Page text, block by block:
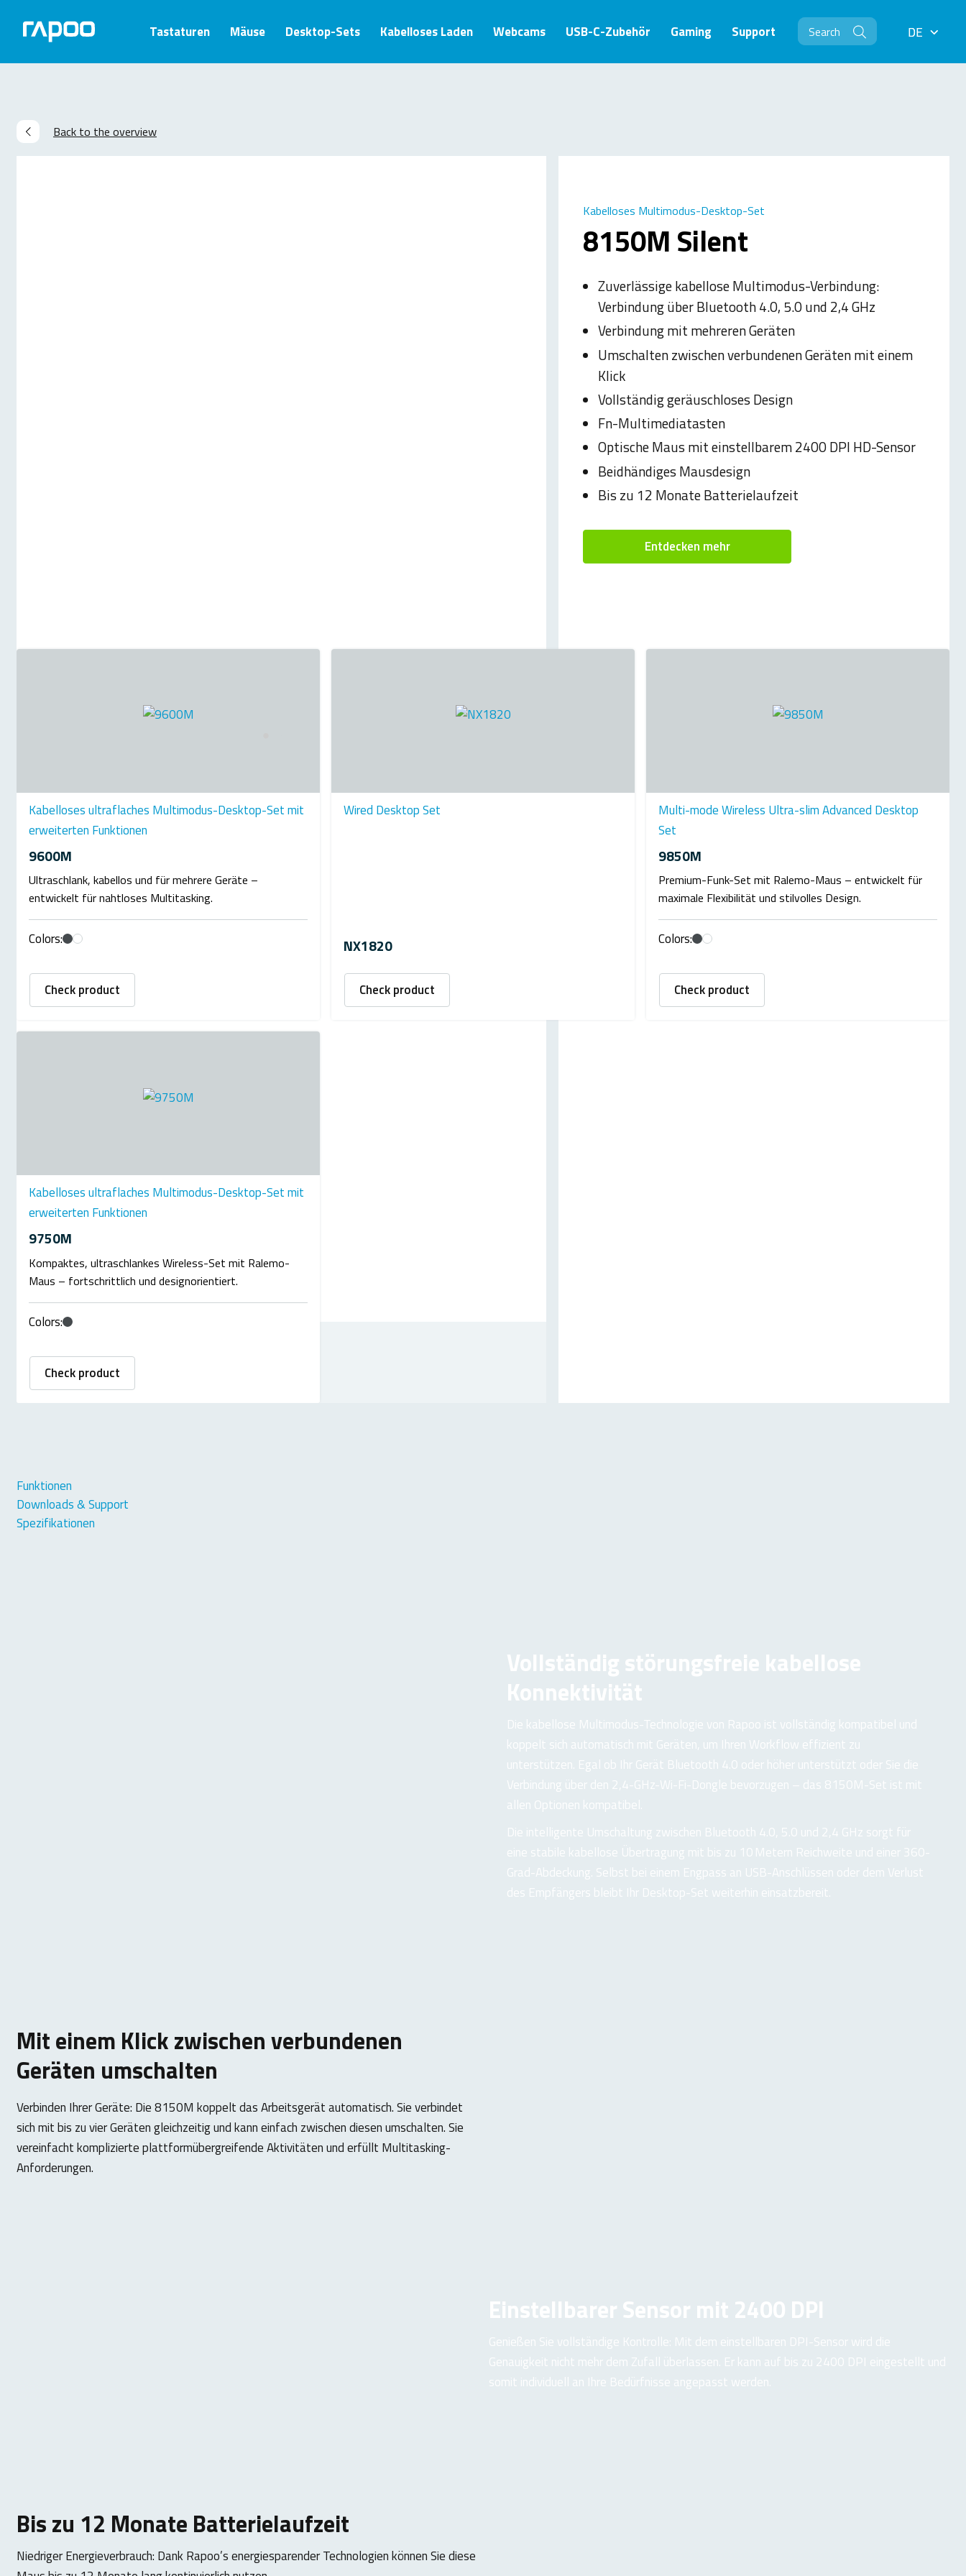
Tastaturen Mäuse Desktop-Sets Kabelloses Laden Webcams USB-C-Zubehör Gaming Support DE
DE
Back to the overview
8150M Silent
Kabelloses Multimodus-Desktop-Set
Zuverlässige kabellose Multimodus-Verbindung:
Verbindung über Bluetooth 4.0, 5.0 und 2,4 GHz
Verbindung mit mehreren Geräten
Umschalten zwischen verbundenen Geräten mit einem
Klick
Vollständig geräuschloses Design
Fn-Multimediatasten
Optische Maus mit einstellbarem 2400 DPI HD-Sensor
Beidhändiges Mausdesign
Bis zu 12 Monate Batterielaufzeit
Entdecken mehr
Kabelloses ultraflaches Multimodus-Desktop-Set mit
erweiterten Funktionen
9600M
Ultraschlank, kabellos und für mehrere Geräte –
entwickelt für nahtloses Multitasking.
Colors:
Check product
Wired Desktop Set
NX1820
Check product
Multi-mode Wireless Ultra-slim Advanced Desktop
Set
9850M
Premium-Funk-Set mit Ralemo-Maus – entwickelt für
maximale Flexibilität und stilvolles Design.
Colors:
Check product
Kabelloses ultraflaches Multimodus-Desktop-Set mit
erweiterten Funktionen
9750M
Kompaktes, ultraschlankes Wireless-Set mit Ralemo-
Maus – fortschrittlich und designorientiert.
Colors:
Check product
Funktionen
Downloads & Support
Spezifikationen
Vollständig störungsfreie kabellose
Konnektivität
Die kabellose Multimodus-Technologie von Rapoo ist vollständig kompatibel und
koppelt sich automatisch mit Geräten, um Ihren Workflow effizient zu
unterstützen. Egal ob Ihr Gerät Bluetooth 4.0 oder höher unterstützt oder Sie die
Verbindung über den 2,4-GHz-Wi-Fi-Dongle bevorzugen – das 8150M-Set ist mit
allen Optionen kompatibel.
Die intelligente Umschaltung zwischen Bluetooth 4.0, 5.0 und 2,4 GHz sorgt für
eine stabile kabellose Übertragung mit bis zu 10 Metern Reichweite und einer 360-
Grad-Abdeckung. Selbst bei einem Engpass an USB-Anschlüssen oder dem Verlust
des Empfängers bleibt Ihr Desktop-Set weiterhin einsatzbereit.
Mit einem Klick zwischen verbundenen
Geräten umschalten
Verbinden Ihrer Geräte: Die 8150M koppelt das Arbeitsgerät automatisch. Sie verbindet
sich mit bis zu vier Geräten gleichzeitig und kann einfach zwischen diesen umschalten. Sie
vereinfacht komplizierte plattformübergreifende Aktivitäten und erfüllt Multitasking-
Anforderungen.
Einstellbarer Sensor mit 2400 DPI
Genießen Sie vollständige Kontrolle: Mit dem einstellbaren DPI-Sensor wird die
Genauigkeit nicht mehr dem Zufall überlassen. Er kann auf bis zu 2400 DPI eingestellt und
somit individuell an Ihre Bedürfnisse angepasst werden.
Bis zu 12 Monate Batterielaufzeit
Niedriger Energieverbrauch: Dank Rapoo’s energiesparender Technologien können Sie diese